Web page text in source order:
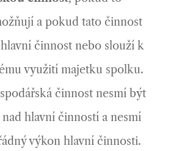
a pokud tato činnost
činnost nebo slouží k
využití majetku spolku.
činnost nesmí být
hlavní činností a nesmí
výkon hlavní činnosti.